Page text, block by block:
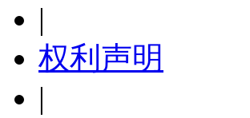
|
权利声明
|